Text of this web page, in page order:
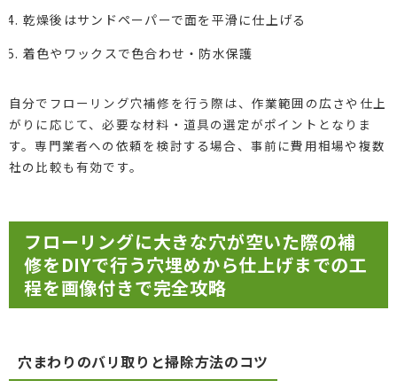
乾燥後はサンドペーパーで面を平滑に仕上げる
着色やワックスで色合わせ・防水保護
自分でフローリング穴補修を行う際は、作業範囲の広さや仕上
がりに応じて、必要な材料・道具の選定がポイントとなりま
す。専門業者への依頼を検討する場合、事前に費用相場や複数
社の比較も有効です。
フローリングに大きな穴が空いた際の補
修をDIYで行う穴埋めから仕上げまでの工
程を画像付きで完全攻略
穴まわりのバリ取りと掃除方法のコツ